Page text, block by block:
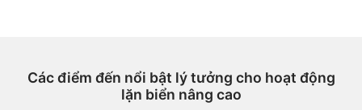
Các điểm đến nổi bật lý tưởng cho hoạt động
lặn biển nâng cao